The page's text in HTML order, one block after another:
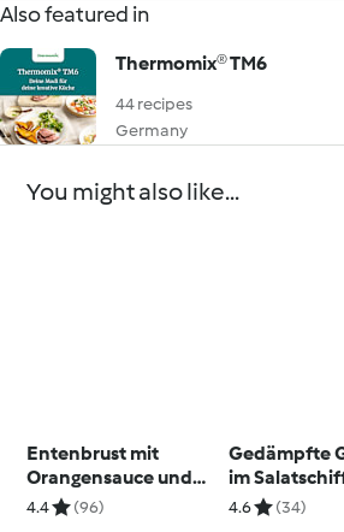
Also featured in
Thermomix® TM6
44 recipes
Germany
You might also like...
Entenbrust mit
Orangensauce und
Süßkartoffel-Sesam-
4.4 (96)
Gedämpfte
im
mit
4.6 (34)